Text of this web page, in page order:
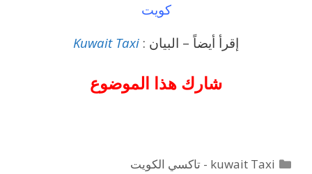
كويت
إقرأ أيضاً – البيان : Kuwait Taxi
شارك هذا الموضوع
التصنيفات
kuwait Taxi - تاكسي الكويت